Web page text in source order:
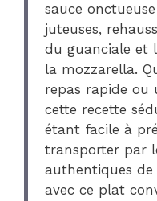
sauce
juteuses,
du guanciale et
la mozzarella.
repas rapide ou
cette recette
étant facile à
transporter par
authentiques de
avec ce plat